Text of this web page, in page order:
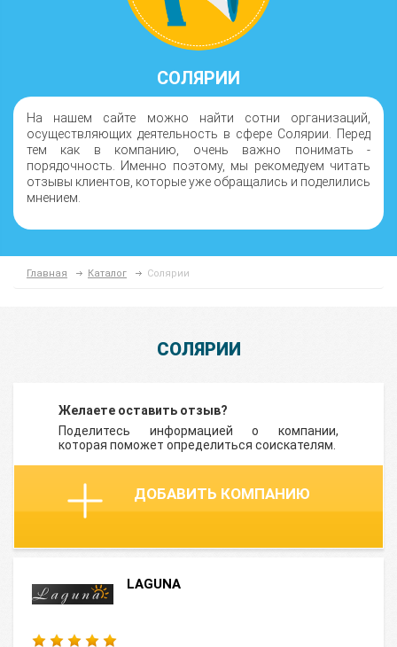
СОЛЯРИИ
На нашем сайте можно найти сотни организаций,
осуществляющих деятельность в сфере Солярии. Перед
тем как в компанию, очень важно понимать -
порядочность. Именно поэтому, мы рекомедуем читать
отзывы клиентов, которые уже обращались и поделились
мнением.
Главная Каталог Солярии
СОЛЯРИИ
Желаете оставить отзыв?
Поделитесь информацией о компании,
которая поможет определиться соискателям.
ДОБАВИТЬ КОМПАНИЮ
LAGUNA